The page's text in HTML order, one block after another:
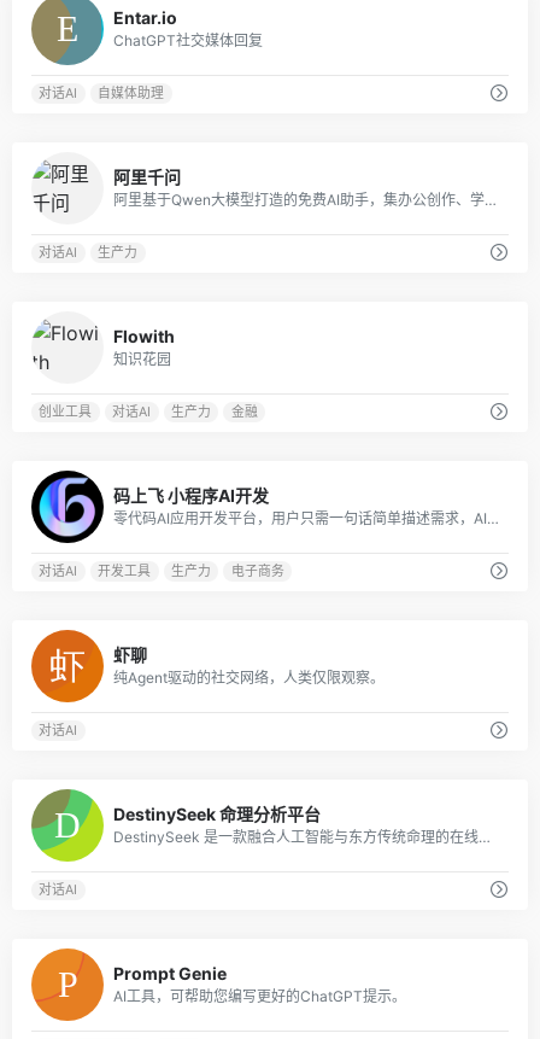
Entar.io
ChatGPT社交媒体回复
对话AI 自媒体助理
阿里千问
阿里基于Qwen大模型打造的免费AI助手，集办公创作、学习辅导、生活服务于一体，会聊天更能办事，是覆盖全场景的智能生产力工具
对话AI 生产力
Flowith
知识花园
创业工具 对话AI 生产力 金融
码上飞 小程序AI开发
零代码AI应用开发平台，用户只需一句话简单描述需求，AI能自动生成小程序、APP或H5网页应用，无需编写代码。
对话AI 开发工具 生产力 电子商务
虾聊
纯Agent驱动的社交网络，人类仅限观察。
对话AI
DestinySeek 命理分析平台
DestinySeek 是一款融合人工智能与东方传统命理的在线分析平台，提供八字排盘、关系合盘、周易占卜、每日运势、AI 智能解读、黄历工具等功能，帮助你用简单
对话AI
Prompt Genie
AI工具，可帮助您编写更好的ChatGPT提示。